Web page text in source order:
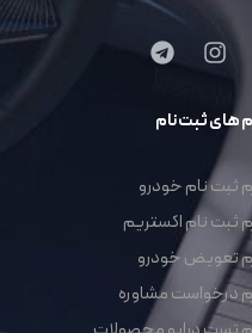
های ثبت نام
ثبت نام خودرو
ثبت نام اکستریم
تعویض خودرو
درخواست مشاوره